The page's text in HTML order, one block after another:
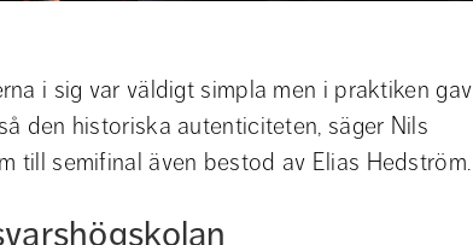
i sig var väldigt simpla men i praktiken gav
den historiska autenticiteten, säger Nils
till semifinal även bestod av Elias Hedström.